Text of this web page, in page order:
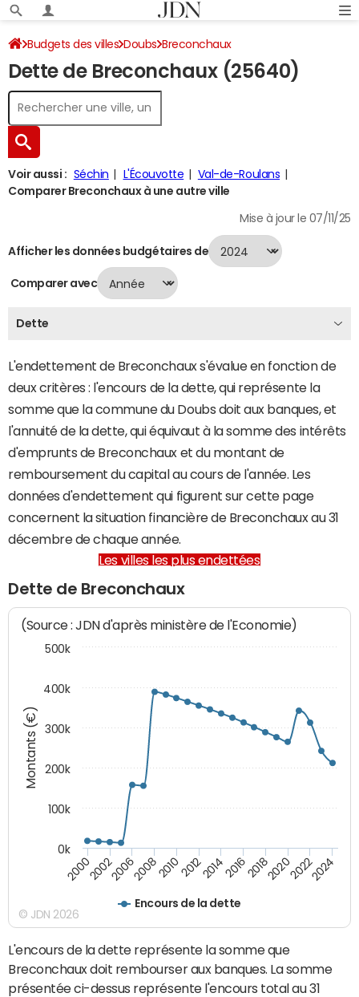
Budgets des villes Doubs Breconchaux
Dette au 31/12/2024
Dette de Breconchaux (25640)
Voir aussi : Séchin L'Écouvotte
Val-de-Roulans
Comparer Breconchaux à une autre ville
Mise à jour le 07/11/25
Afficher les données budgétaires de
Comparer avec
Dette
L'endettement de Breconchaux s'évalue en fonction de
deux critères : l'encours de la dette, qui représente la
somme que la commune du Doubs doit aux banques, et
l'annuité de la dette, qui équivaut à la somme des intérêts
d'emprunts de Breconchaux et du montant de
remboursement du capital au cours de l'année. Les
données d'endettement qui figurent sur cette page
concernent la situation financière de Breconchaux au 31
décembre de chaque année.
Les villes les plus endettées
Dette de Breconchaux
Montants (€)
(Source : JDN d'après ministère de l'Economie)
Encours de la dette
200020022006200820102012201420162018202020222024
0k
100k
200k
300k
400k
500k
© JDN 2026
L'encours de la dette représente la somme que
Breconchaux doit rembourser aux banques. La somme
présentée ci-dessus représente l'encours total au 31